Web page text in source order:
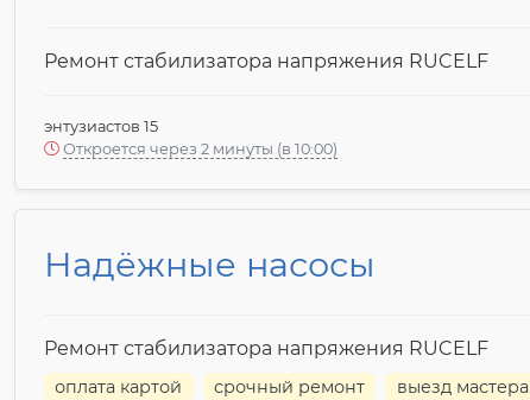
Ремонт стабилизатора напряжения RUCELF
энтузиастов 15
Откроется через 2 минуты (в 10:00)
Надёжные насосы
Ремонт стабилизатора напряжения RUCELF
оплата картой срочный ремонт выезд мастера